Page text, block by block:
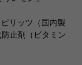
リッツ（国内製
止剤（ビタミン